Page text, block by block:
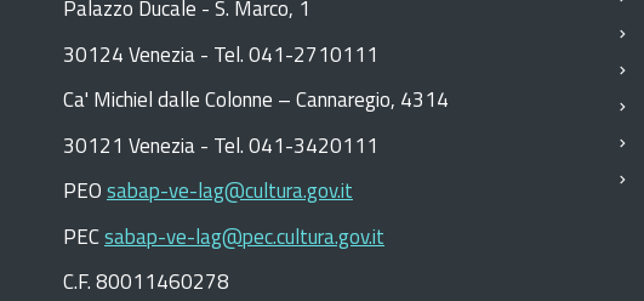
Palazzo Ducale - S. Marco, 1
30124 Venezia - Tel. 041-2710111
Ca' Michiel dalle Colonne – Cannaregio, 4314
30121 Venezia - Tel. 041-3420111
PEOsabap-ve-lag@cultura.gov.it
PECsabap-ve-lag@pec.cultura.gov.it
C.F. 80011460278